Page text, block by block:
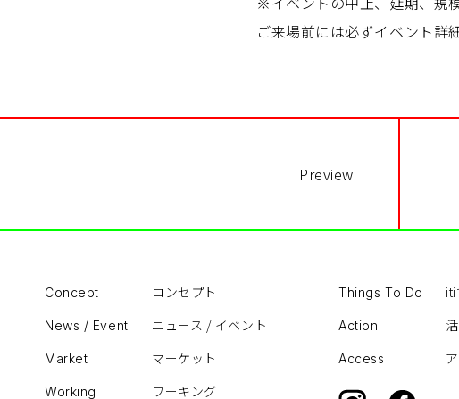
ご来場前には必ずイベント詳
Preview
Concept コンセプト
News / Event ニュース / イベント
Market マーケット
Working ワーキング
Things To Do iti
Action
Access